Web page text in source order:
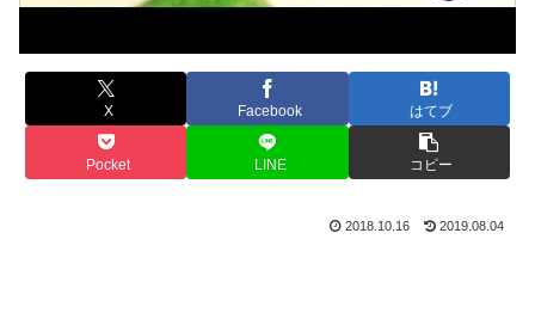
X Facebook はてブ
Pocket LINE コピー
2018.10.16 2019.08.04